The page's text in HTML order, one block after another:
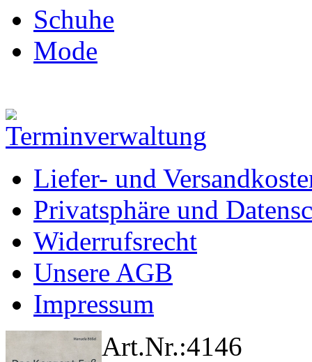
Schuhe
Mode
Liefer- und
Privatsphäre und
Widerrufsrecht
Unsere AGB
Impressum
Art.Nr.:4146